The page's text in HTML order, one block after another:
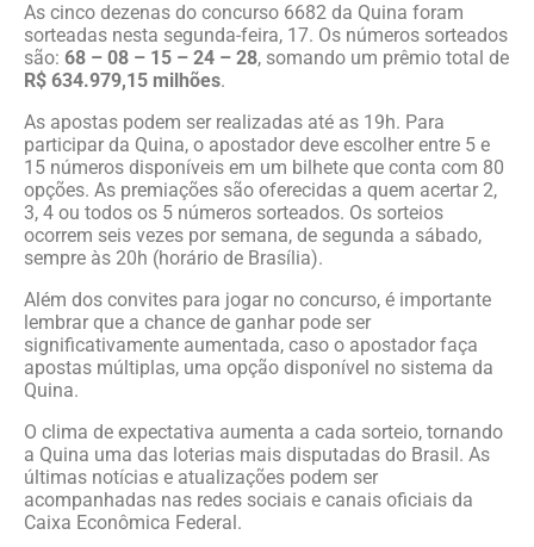
As cinco dezenas do concurso 6682 da Quina foram
sorteadas nesta segunda-feira, 17. Os números sorteados
são: 68 – 08 – 15 – 24 – 28, somando um prêmio total de
R$ 634.979,15 milhões.
As apostas podem ser realizadas até as 19h. Para
participar da Quina, o apostador deve escolher entre 5 e
15 números disponíveis em um bilhete que conta com 80
opções. As premiações são oferecidas a quem acertar 2,
3, 4 ou todos os 5 números sorteados. Os sorteios
ocorrem seis vezes por semana, de segunda a sábado,
sempre às 20h (horário de Brasília).
Além dos convites para jogar no concurso, é importante
lembrar que a chance de ganhar pode ser
significativamente aumentada, caso o apostador faça
apostas múltiplas, uma opção disponível no sistema da
Quina.
O clima de expectativa aumenta a cada sorteio, tornando
a Quina uma das loterias mais disputadas do Brasil. As
últimas notícias e atualizações podem ser
acompanhadas nas redes sociais e canais oficiais da
Caixa Econômica Federal.